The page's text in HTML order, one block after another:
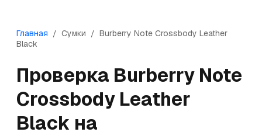
Главная / Сумки / Burberry Note Crossbody Leather
Black
Проверка Burberry Note
Crossbody Leather
Black на